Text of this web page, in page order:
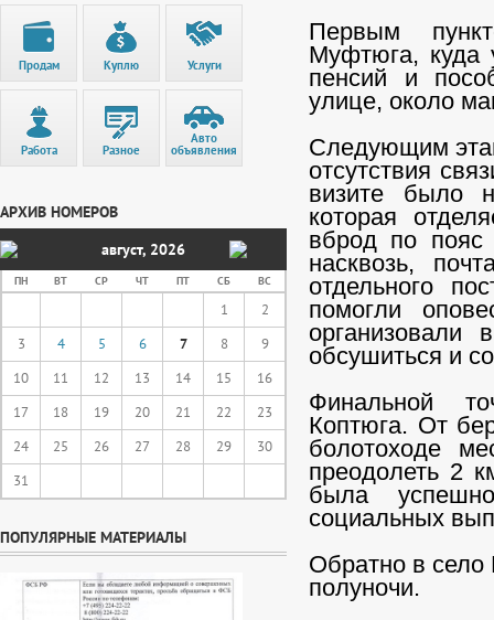
Продам Куплю Услуги
Работа Разное
Авто
объявления
АРХИВ НОМЕРОВ
август, 2026
ПН ВТ СР ЧТ ПТ СБ ВС
1
2
3
4 5 6 7 8
9
10
11 12 13 14 15
16
17
18 19 20 21 22
23
24
25 26 27 28 29
30
31
ПОПУЛЯРНЫЕ МАТЕРИАЛЫ
Первым
Муфтюга, куда
пенсий и
улице, около
Следующим
отсутствия
визите было
которая
вброд по
насквозь,
отдельного
помогли
организовали
обсушиться и
Финальной
Коптюга. От
болотоходе
преодолеть 2
была
социальных
Обратно в село
полуночи.